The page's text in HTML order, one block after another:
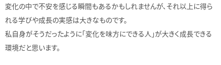
変化の中で不安を感じる瞬間もあるかもしれませんが、それ以上に得ら
れる学びや成長の実感は大きなものです。
私自身がそうだったように「変化を味方にできる人」が大きく成長できる
環境だと思います。